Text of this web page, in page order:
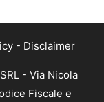
- Disclaimer
- Via Nicola
Fiscale e